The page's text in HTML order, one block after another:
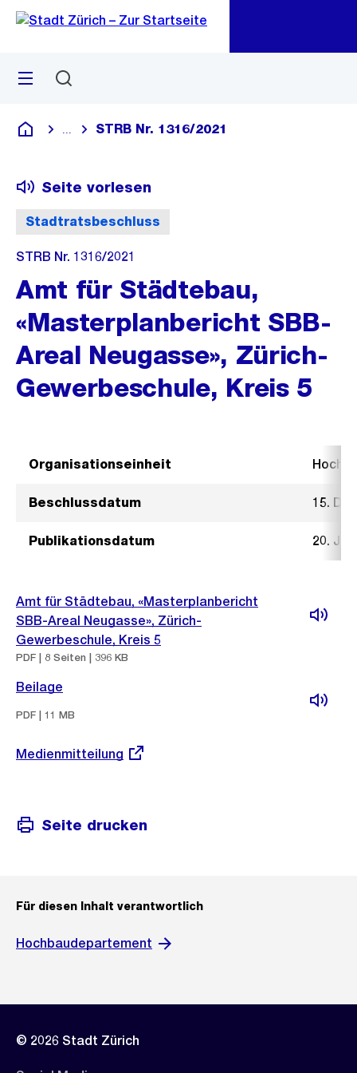
Navigation
Sprunglink
Menü
Deutsch
Blende alle Breadcrumbs ein
STRB Nr. 1316/2021
Stadtratsbeschluss
Seite vorlesen
STRB Nr. 1316/2021
Amt für Städtebau,
«Masterplanbericht SBB-
Areal Neugasse», Zürich-
Gewerbeschule, Kreis 5
Organisationseinheit
Beschlussdatum 15.
Publikationsdatum 20.
Amt für Städtebau, «Masterplanbericht
SBB-Areal Neugasse», Zürich-
Gewerbeschule, Kreis 5
PDF | 8 Seiten | 396 KB
Beilage
PDF | 11 MB
Externer
Medienmitteilung
Seite drucken
Für diesen Inhalt verantwortlich
Hochbaudepartement
© 2026 Stadt Zürich